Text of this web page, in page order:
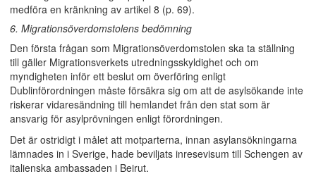
medföra en kränkning av artikel 8 (p. 69).
6. Migrationsöverdomstolens bedömning
Den första frågan som Migrationsöverdomstolen ska ta ställning
till gäller Migrationsverkets utredningsskyldighet och om
myndigheten inför ett beslut om överföring enligt
Dublinförordningen måste försäkra sig om att de asylsökande inte
riskerar vidaresändning till hemlandet från den stat som är
ansvarig för asylprövningen enligt förordningen.
Det är ostridigt i målet att motparterna, innan asylansökningarna
lämnades in i Sverige, hade beviljats inresevisum till Schengen av
italienska ambassaden i Beirut.